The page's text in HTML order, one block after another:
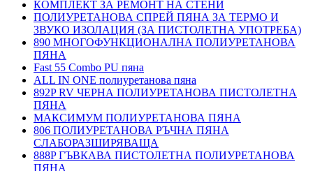
КОМПЛЕКТ ЗА РЕМОНТ НА СТЕНИ
ПОЛИУРЕТАНОВА СПРЕЙ ПЯНА ЗА ТЕРМО И
ЗВУКО ИЗОЛАЦИЯ (ЗА ПИСТОЛЕТНА УПОТРЕБА)
890 МНОГОФУНКЦИОНАЛНА ПОЛИУРЕТАНОВА
ПЯНА
Fast 55 Combo PU пяна
ALL IN ONE полиуретанова пяна
892P RV ЧЕРНА ПОЛИУРЕТАНОВА ПИСТОЛЕТНА
ПЯНА
МАКСИМУМ ПОЛИУРЕТАНОВА ПЯНА
806 ПОЛИУРЕТАНОВА РЪЧНА ПЯНА
СЛАБОРАЗШИРЯВАЩА
888P ГЪВКАВА ПИСТОЛЕТНА ПОЛИУРЕТАНОВА
ПЯНА